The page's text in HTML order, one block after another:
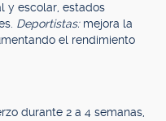
y escolar, estados
Deportistas: mejora la
el rendimiento
durante 2 a 4 semanas,